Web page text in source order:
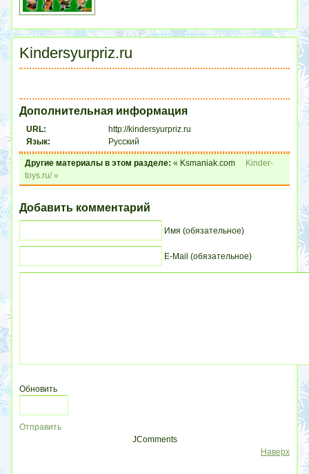
Kindersyurpriz.ru
Дополнительная информация
URL:
http://kindersyurpriz.ru
Язык:
Русский
Другие материалы в этом разделе: « Ksmaniak.com
Kinder-
toys.ru/ »
Добавить комментарий
Имя (обязательное)
E-Mail (обязательное)
Обновить
Отправить
JComments
Наверх